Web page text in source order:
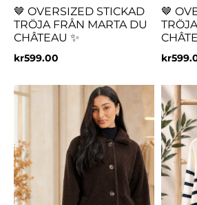
🤎 OVERSIZED STICKAD
TRÖJA FRÅN MARTA DU
CHÂTEAU ✨
kr599.00
🤎
kr